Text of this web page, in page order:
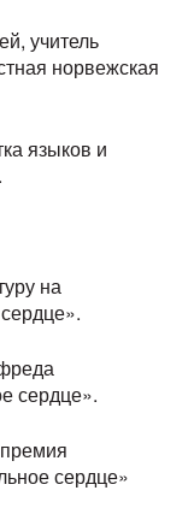
учитель
норвежская
языков и
на
сердце».
сердце»